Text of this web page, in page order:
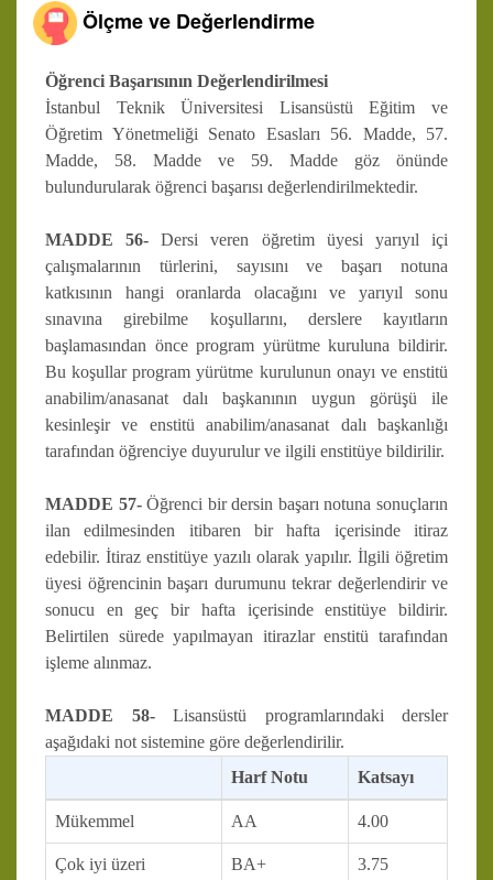
Ölçme ve Değerlendirme
Öğrenci Başarısının Değerlendirilmesi
İstanbul Teknik Üniversitesi Lisansüstü Eğitim ve
Öğretim Yönetmeliği Senato Esasları 56. Madde, 57.
Madde, 58. Madde ve 59. Madde göz önünde
bulundurularak öğrenci başarısı değerlendirilmektedir.
MADDE 56- Dersi veren öğretim üyesi yarıyıl içi
çalışmalarının türlerini, sayısını ve başarı notuna
katkısının hangi oranlarda olacağını ve yarıyıl sonu
sınavına girebilme koşullarını, derslere kayıtların
başlamasından önce program yürütme kuruluna bildirir.
Bu koşullar program yürütme kurulunun onayı ve enstitü
anabilim/anasanat dalı başkanının uygun görüşü ile
kesinleşir ve enstitü anabilim/anasanat dalı başkanlığı
tarafından öğrenciye duyurulur ve ilgili enstitüye bildirilir.
MADDE 57-Öğrenci bir dersin başarı notuna sonuçların
ilan edilmesinden itibaren bir hafta içerisinde itiraz
edebilir. İtiraz enstitüye yazılı olarak yapılır. İlgili öğretim
üyesi öğrencinin başarı durumunu tekrar değerlendirir ve
sonucu en geç bir hafta içerisinde enstitüye bildirir.
Belirtilen sürede yapılmayan itirazlar enstitü tarafından
işleme alınmaz.
MADDE 58-Lisansüstü programlarındaki dersler
aşağıdaki not sistemine göre değerlendirilir.
Harf Notu
Katsayı
Mükemmel AA 4.00
Çok iyi üzeri BA+ 3.75